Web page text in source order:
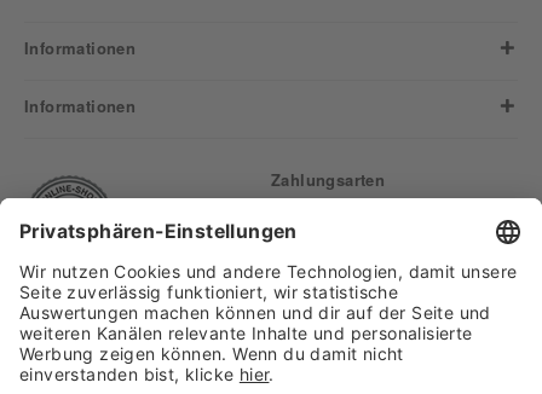
Informationen
Informationen
Zahlungsarten
Finden Sie uns auf: